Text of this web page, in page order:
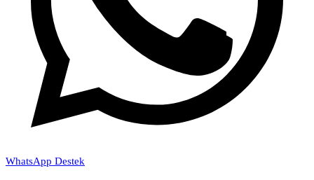
WhatsApp Destek